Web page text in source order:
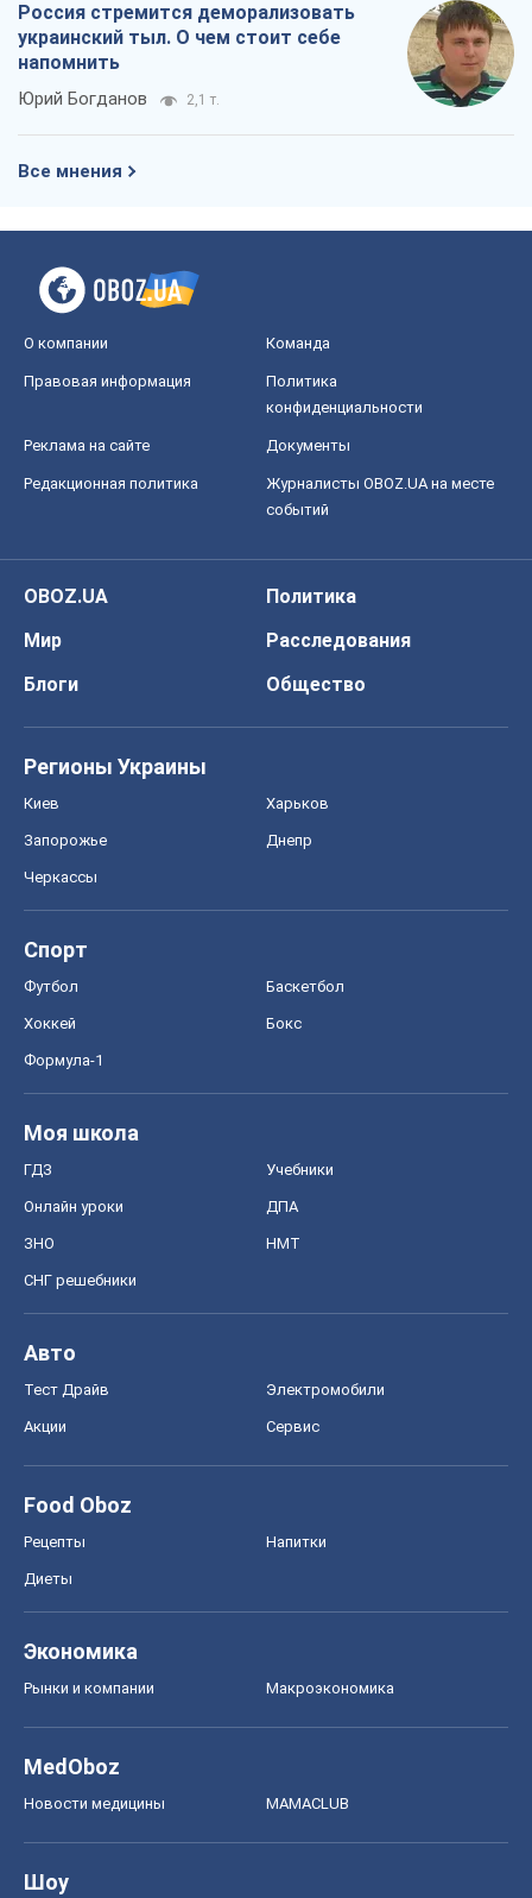
Россия стремится деморализовать
украинский тыл. О чем стоит себе
напомнить
Юрий Богданов 2,1 т.
Все мнения
О компании Команда
Правовая информация
Политика
конфиденциальности
Реклама на сайте Документы
Редакционная политика
Журналисты OBOZ.UA на месте
событий
OBOZ.UA
Политика
Мир
Расследования
Блоги
Общество
Регионы Украины
Киев Харьков
Запорожье Днепр
Черкассы
Спорт
Футбол Баскетбол
Хоккей Бокс
Формула-1
Моя школа
ГДЗ Учебники
Онлайн уроки ДПА
ЗНО НМТ
СНГ решебники
Авто
Тест Драйв Электромобили
Акции Сервис
Food Oboz
Рецепты Напитки
Диеты
Экономика
Рынки и компании Mакроэкономика
MedOboz
Новости медицины MAMACLUB
Шоу